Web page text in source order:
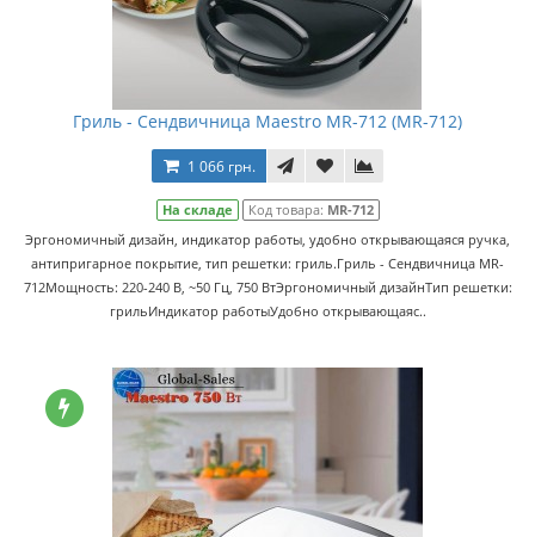
Гриль - Сендвичница Maestro MR-712 (MR-712)
1 066 грн.
На складе Код товара: MR-712
Эргономичный дизайн, индикатор работы, удобно открывающаяся ручка,
антипригарное покрытие, тип решетки: гриль.Гриль - Сендвичница MR-
712Мощность: 220-240 В, ~50 Гц, 750 ВтЭргономичный дизайнТип решетки:
грильИндикатор работыУдобно открывающаяс..